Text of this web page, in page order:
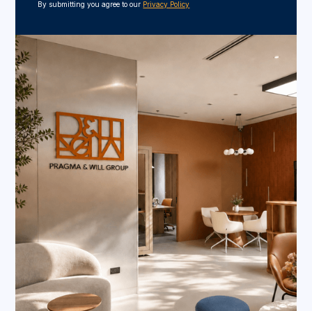
By submitting you agree to our Privacy Policy